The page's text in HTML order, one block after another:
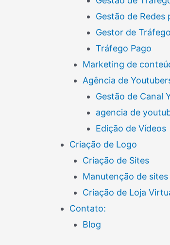
Gestão de Redes
Gestor de Tráfego
Tráfego Pago
Marketing de
Agência de
Gestão de Canal
agencia de
Edição de Vídeos
Criação de Logo
Criação de Sites
Manutenção de sites
Criação de Loja
Contato:
Blog